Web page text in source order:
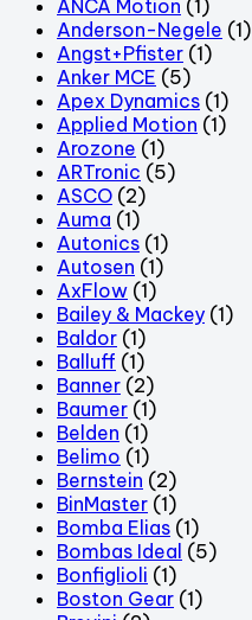
ANCA Motion (1)
Anderson-Negele (1)
Angst+Pfister (1)
Anker MCE (5)
Apex Dynamics (1)
Applied Motion (1)
Arozone (1)
ARTronic (5)
ASCO (2)
Auma (1)
Autonics (1)
Autosen (1)
AxFlow (1)
Bailey & Mackey (1)
Baldor (1)
Balluff (1)
Banner (2)
Baumer (1)
Belden (1)
Belimo (1)
Bernstein (2)
BinMaster (1)
Bomba Elias (1)
Bombas Ideal (5)
Bonfiglioli (1)
Boston Gear (1)